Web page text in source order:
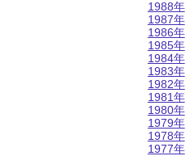
1988年
1987年
1986年
1985年
1984年
1983年
1982年
1981年
1980年
1979年
1978年
1977年